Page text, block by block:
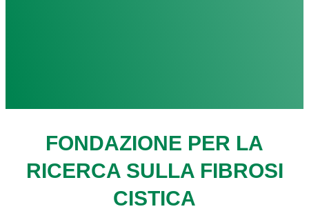
FONDAZIONE PER LA
RICERCA SULLA FIBROSI
CISTICA